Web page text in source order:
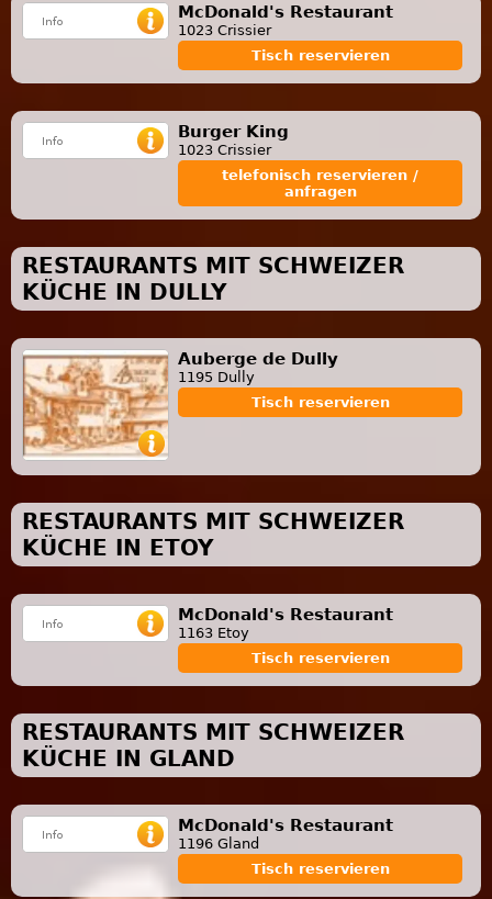
McDonald's Restaurant
1023 Crissier
Tisch reservieren
Burger King
1023 Crissier
telefonisch reservieren /
anfragen
RESTAURANTS MIT SCHWEIZER
KÜCHE IN DULLY
Auberge de Dully
1195 Dully
Tisch reservieren
RESTAURANTS MIT SCHWEIZER
KÜCHE IN ETOY
McDonald's Restaurant
1163 Etoy
Tisch reservieren
RESTAURANTS MIT SCHWEIZER
KÜCHE IN GLAND
McDonald's Restaurant
1196 Gland
Tisch reservieren